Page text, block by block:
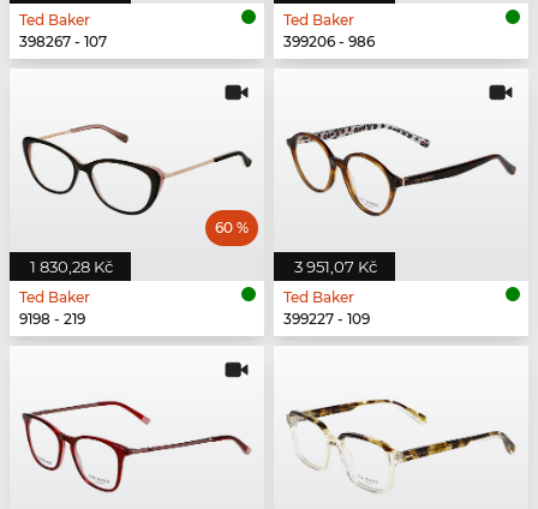
Ted Baker
398267 - 107
Ted Baker
399206 - 986
1 830,28 Kč
60 %
Ted Baker
9198 - 219
3 951,07 Kč
Ted Baker
399227 - 109